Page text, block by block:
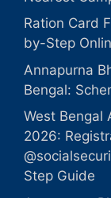
Ration Card
by-Step
Annapurna
Bengal:
West Bengal
2026:
Step Guide